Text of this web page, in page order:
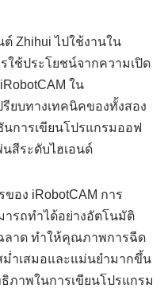
Zhihui ไปใช้งานใน
ช้ประโยชน์จากความเปิด
ใน
ยบทางเทคนิคของทั้งสอง
นการเขียนโปรแกรมออฟ
สีระดับไฮเอนด์
อง iRobotCAM การ
ารถทำได้อย่างอัตโนมัติ
ลาด ทำให้คุณภาพการฉีด
ำเสมอและแม่นยำมากขึ้น
ภาพในการเขียนโปรแกรม